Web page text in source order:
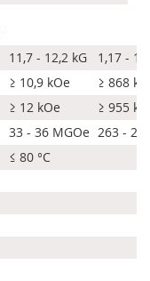
11,7 - 12,2 kG
1,17 -
≥ 10,9 kOe
≥ 868
≥ 12 kOe
≥ 955
33 - 36 MGOe 263 -
≤ 80 °C